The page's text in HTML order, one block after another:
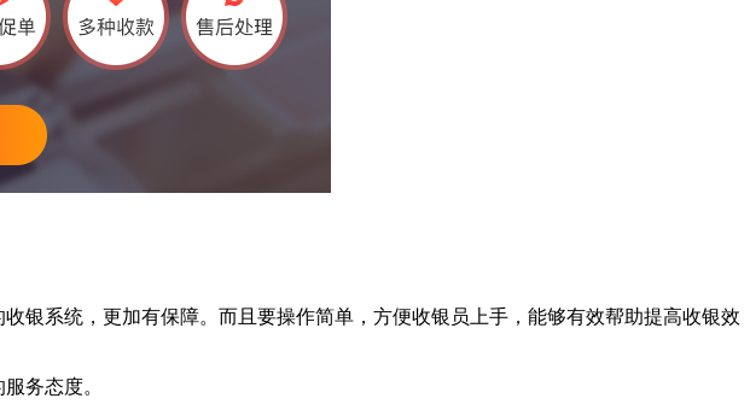
系统，更加有保障。而且要操作简单，方便收银员上手，能够有效帮助提高收银效
务态度。